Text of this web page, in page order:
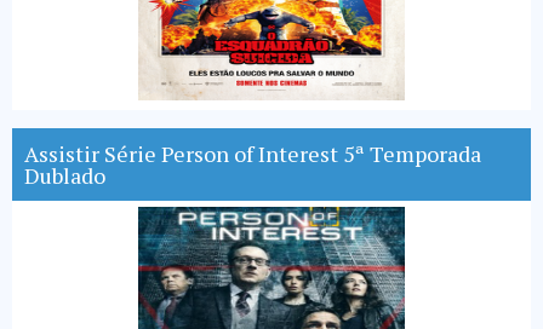
Assistir Série Person of Interest 5ª Temporada
Dublado